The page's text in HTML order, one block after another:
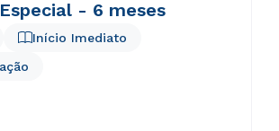
- 6 meses
Início Imediato